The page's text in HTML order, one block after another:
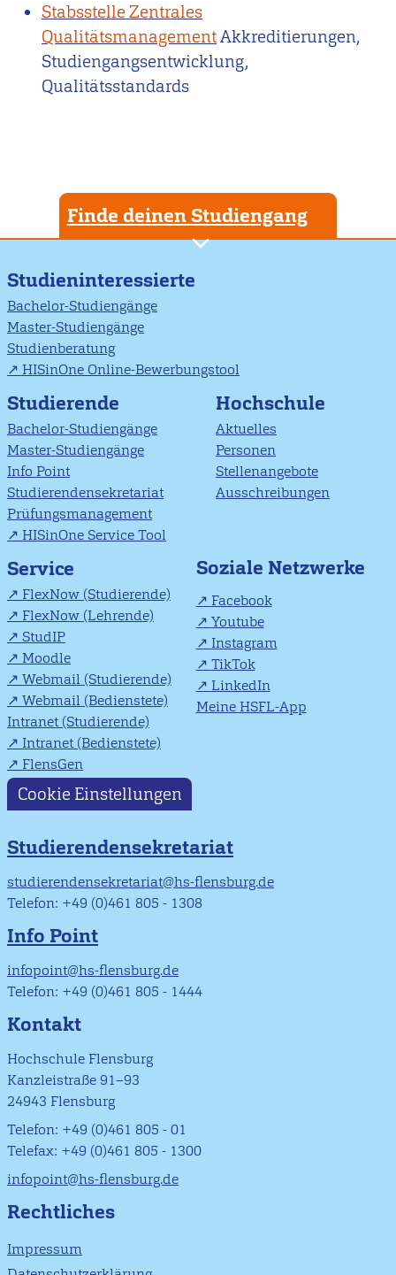
Stabsstelle Zentrales
QualitätsmanagementAkkreditierungen,
Studiengangsentwicklung,
Qualitätsstandards
Finde deinen Studiengang
Studieninteressierte
Bachelor-Studiengänge
Master-Studiengänge
Studienberatung
HISinOne Online-Bewerbungstool
Studierende
Bachelor-Studiengänge
Master-Studiengänge
Info Point
Studierendensekretariat
Prüfungsmanagement
HISinOne Service Tool
Hochschule
Aktuelles
Personen
Stellenangebote
Ausschreibungen
Service
FlexNow (Studierende)
FlexNow (Lehrende)
StudIP
Moodle
Webmail (Studierende)
Webmail (Bedienstete)
Intranet (Studierende)
Intranet (Bedienstete)
FlensGen
Soziale Netzwerke
Facebook
Youtube
Instagram
TikTok
LinkedIn
Meine HSFL-App
Cookie Einstellungen
Studierendensekretariat
studierendensekretariat@hs-flensburg.de
Telefon: +49 (0)461 805 - 1308
Info Point
infopoint@hs-flensburg.de
Telefon: +49 (0)461 805 - 1444
Kontakt
Hochschule Flensburg
Kanzleistraße 91–93
24943 Flensburg
Telefon: +49 (0)461 805 - 01
Telefax: +49 (0)461 805 - 1300
infopoint@hs-flensburg.de
Rechtliches
Impressum